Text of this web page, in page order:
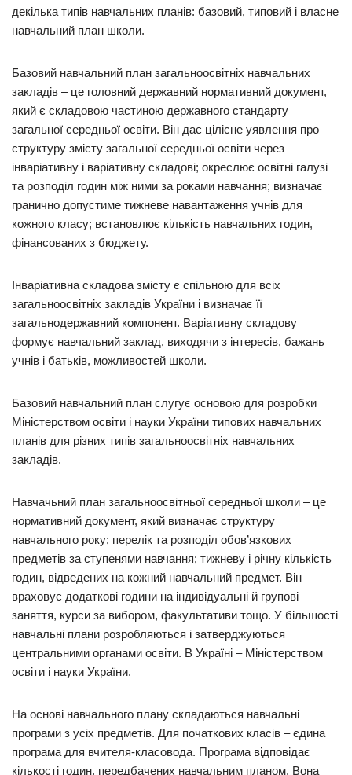
декілька типів навчальних планів: базовий, типовий і власне
навчальний план школи.
Базовий навчальний план загальноосвітніх навчальних
закладів – це головний державний нормативний документ,
який є складовою частиною державного стандарту
загальної середньої освіти. Він дає цілісне уявлення про
структуру змісту загальної середньої освіти через
інваріативну і варіативну складові; окреслює освітні галузі
та розподіл годин між ними за роками навчання; визначає
гранично допустиме тижневе навантаження учнів для
кожного класу; встановлює кількість навчальних годин,
фінансованих з бюджету.
Інваріативна складова змісту є спільною для всіх
загальноосвітніх закладів України і визначає її
загальнодержавний компонент. Варіативну складову
формує навчальний заклад, виходячи з інтересів, бажань
учнів і батьків, можливостей школи.
Базовий навчальний план слугує основою для розробки
Міністерством освіти і науки України типових навчальних
планів для різних типів загальноосвітніх навчальних
закладів.
Навчачьний план загальноосвітньої середньої школи – це
нормативний документ, який визначає структуру
навчального року; перелік та розподіл обов’язкових
предметів за ступенями навчання; тижневу і річну кількість
годин, відведених на кожний навчальний предмет. Він
враховує додаткові години на індивідуальні й групові
заняття, курси за вибором, факультативи тощо. У більшості
навчальні плани розробляються і затверджуються
центральними органами освіти. В Україні – Міністерством
освіти і науки України.
На основі навчального плану складаються навчальні
програми з усіх предметів. Для початкових класів – єдина
програма для вчителя-класовода. Програма відповідає
кількості годин, передбачених навчальним планом. Вона